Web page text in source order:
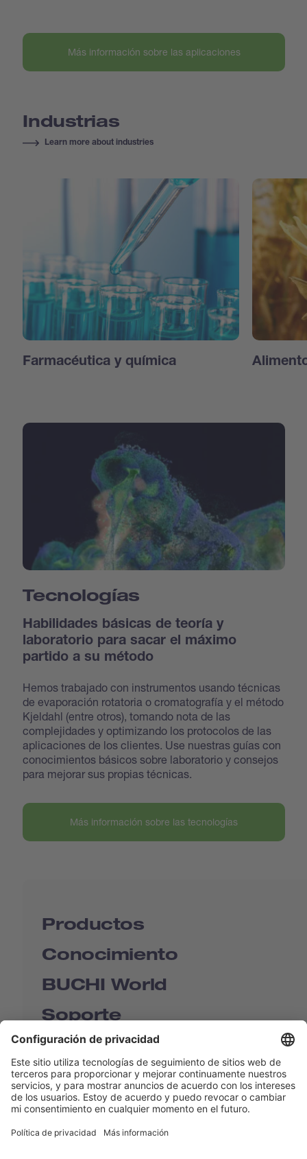
Más información sobre las aplicaciones
Industrias
Learn more about industries
Farmacéutica y química
Tecnologías
Habilidades básicas de teoría y
laboratorio para sacar el máximo
partido a su método
Hemos trabajado con instrumentos usando técnicas
de evaporación rotatoria o cromatografía y el método
Kjeldahl (entre otros), tomando nota de las
complejidades y optimizando los protocolos de las
aplicaciones de los clientes. Use nuestras guías con
conocimientos básicos sobre laboratorio y consejos
para mejorar sus propias técnicas.
Más información sobre las tecnologías
Productos
Conocimiento
BUCHI World
Soporte
Shop
Contact us